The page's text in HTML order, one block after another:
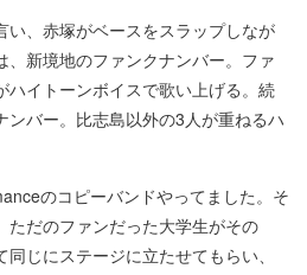
い、赤塚がベースをスラップしなが
、新境地のファンクナンバー。ファ
ハイトーンボイスで歌い上げる。続
ンバー。比志島以外の3人が重ねるハ
のコピーバンドやってました。そ
ただのファンだった大学生がその
じにステージに立たせてもらい、